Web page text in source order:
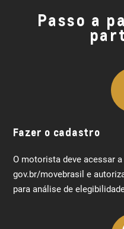
Passo a
Fazer o cadastro
O motorista deve acessar
gov.br/movebrasil e
para análise de